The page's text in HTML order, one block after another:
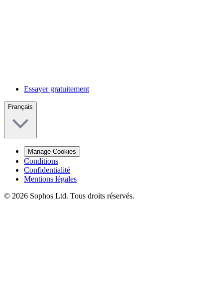
Essayer gratuitement
Français
Manage Cookies
Conditions
Confidentialité
Mentions légales
© 2026 Sophos Ltd. Tous droits réservés.